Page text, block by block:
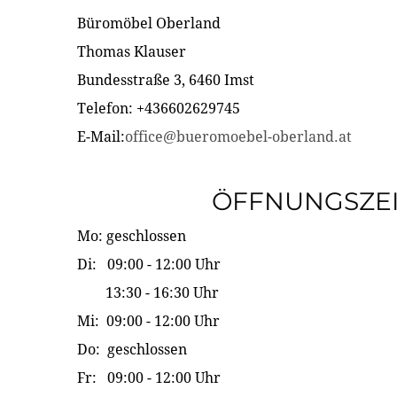
Büromöbel Oberland
Thomas Klauser
Bundesstraße 3, 6460 Imst
Telefon: +436602629745
E-Mail:office@bueromoebel-oberland.at
Mo: geschlossen
Di: 09:00 - 12:00 Uhr
13:30 - 16:30 Uhr
Mi: 09:00 - 12:00 Uhr
Do: geschlossen
Fr: 09:00 - 12:00 Uhr